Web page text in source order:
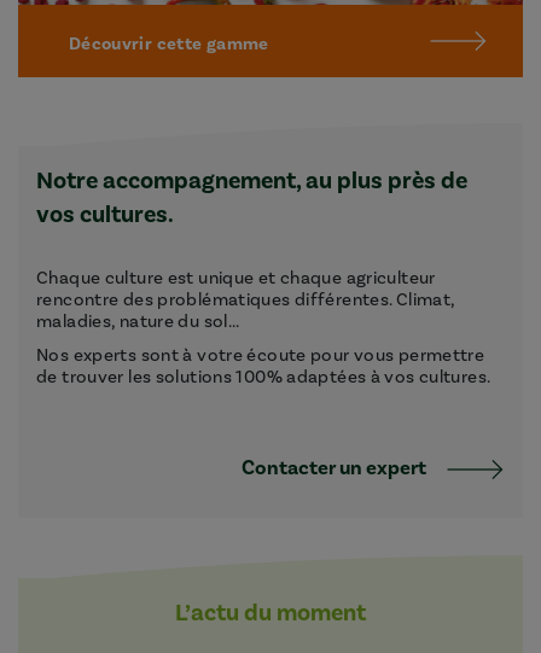
Découvrir cette gamme
Notre accompagnement, au plus près de
vos cultures.
Chaque culture est unique et chaque agriculteur
rencontre des problématiques différentes. Climat,
maladies, nature du sol...
Nos experts sont à votre écoute pour vous permettre
de trouver les solutions 100% adaptées à vos cultures.
Contacter un expert
L’actu du moment